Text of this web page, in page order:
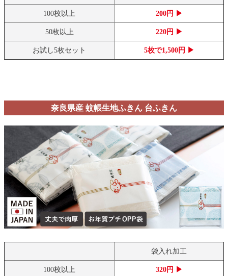
100枚以上 200円 ▶
50枚以上 220円 ▶
お試し5枚セット 5枚で1,500円 ▶
奈良県産 蚊帳生地ふきん 台ふきん
袋入れ加工
100枚以上 320円 ▶